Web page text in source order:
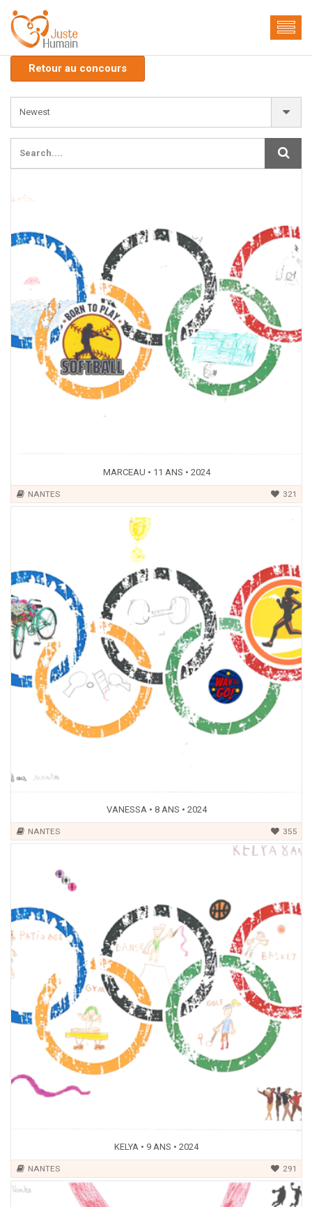
Retour au concours
MARCEAU • 11 ANS • 2024
NANTES 321
VANESSA • 8 ANS • 2024
NANTES 355
KELYA • 9 ANS • 2024
NANTES 291